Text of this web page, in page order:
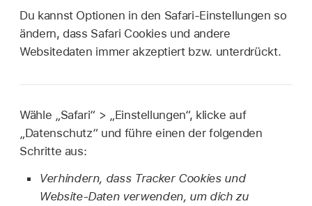
Du kannst Optionen in den Safari-Einstellungen so
ändern, dass Safari Cookies und andere
Websitedaten immer akzeptiert bzw. unterdrückt.
Wähle „Safari“ > „Einstellungen“, klicke auf
„Datenschutz“ und führe einen der folgenden
Schritte aus:
Verhindern, dass Tracker Cookies und
Website-Daten verwenden, um dich zu